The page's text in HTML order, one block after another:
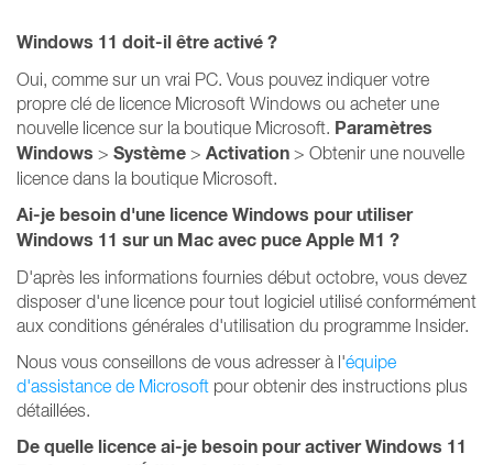
Windows 11 doit-il être activé ?
Oui, comme sur un vrai PC. Vous pouvez indiquer votre
propre clé de licence Microsoft Windows ou acheter une
nouvelle licence sur la boutique Microsoft. Paramètres
Windows > Système > Activation > Obtenir une nouvelle
licence dans la boutique Microsoft.
Ai-je besoin d'une licence Windows pour utiliser
Windows 11 sur un Mac avec puce Apple M1 ?
D'après les informations fournies début octobre, vous devez
disposer d'une licence pour tout logiciel utilisé conformément
aux conditions générales d'utilisation du programme Insider.
Nous vous conseillons de vous adresser à l'équipe
d'assistance de Microsoft pour obtenir des instructions plus
détaillées.
De quelle licence ai-je besoin pour activer Windows 11